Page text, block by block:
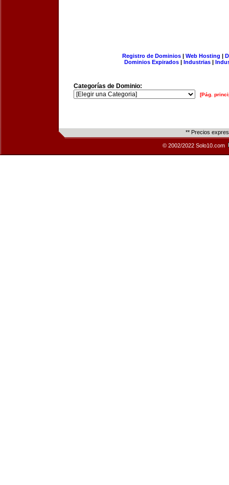
Registro de Dominios| Web Hosting |
Dominios Expirados | Industrias |
Categorías de Dominio:
[Pág.
** Precios
© 2002/2022 Solo10.com